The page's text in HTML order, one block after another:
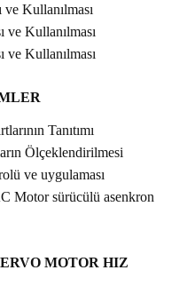
Kullanılması
ve Kullanılması
Kullanılması
Tanıtımı
Ölçeklendirilmesi
ve uygulaması
Motor sürücülü asenkron
MOTOR HIZ